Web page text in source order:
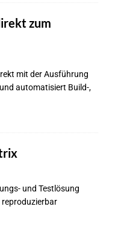
zum
mit der Ausführung
automatisiert Build-,
und Testlösung